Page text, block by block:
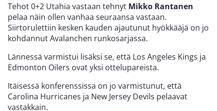
Tehot 0+2 Utahia vastaan tehnyt Mikko Rantanen
pelaa näin ollen vanhaa seuraansa vastaan.
Siirtorulettiin kesken kauden ajautunut hyökkääjä on jo
kohdannut Avalanchen runkosarjassa.
Lännessä varmistui lisäksi se, että Los Angeles Kings ja
Edmonton Oilers ovat yksi ottelupareista.
Itäisessä konferenssissa on jo varmistunut, että
Carolina Hurricanes ja New Jersey Devils pelaavat
vastakkain.